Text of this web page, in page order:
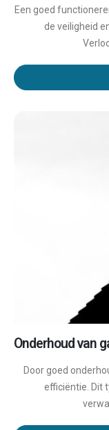
Een goed
de veiligheid
Onderhoud van
Door goed
efficiëntie. Dit